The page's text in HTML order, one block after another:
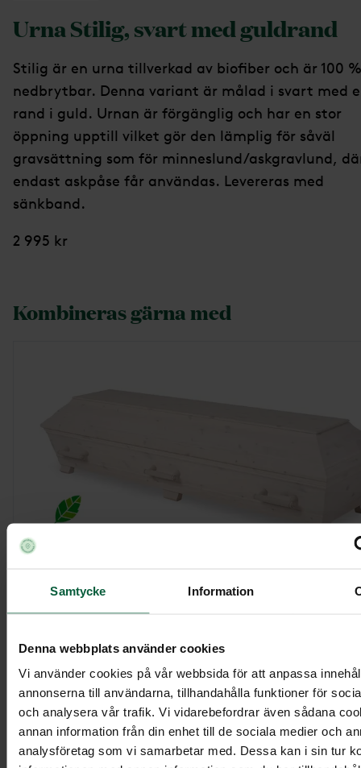
Samtycke Information
Denna webbplats använder cookies
Vi använder cookies på vår webbsida för att anpassa
annonserna till användarna, tillhandahålla funktioner för
och analysera vår trafik. Vi vidarebefordrar även sådana
annan information från din enhet till de sociala medier och
analysföretag som vi samarbetar med. Dessa kan i sin tur
Urna Stilig, svart med guldrand
Stilig är en urna tillverkad av biofiber och är 100 %
nedbrytbar. Denna variant är målad i svart med
rand i guld. Urnan är förgänglig och har en stor
öppning upptill vilket gör den lämplig för såväl
gravsättning som för minneslund/askgravlund,
endast askpåse får användas. Levereras med
sänkband.
2 995 kr
Kombineras gärna med
Kista Klassisk, vitpigmenterad
10 695 kr
Visa mer